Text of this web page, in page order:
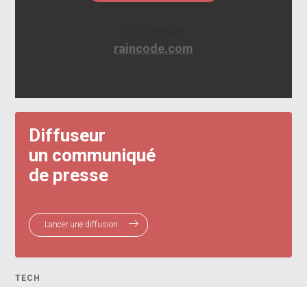
raincode.com
Diffuseur
un communiqué
de presse
Lancer une diffusion
TECH